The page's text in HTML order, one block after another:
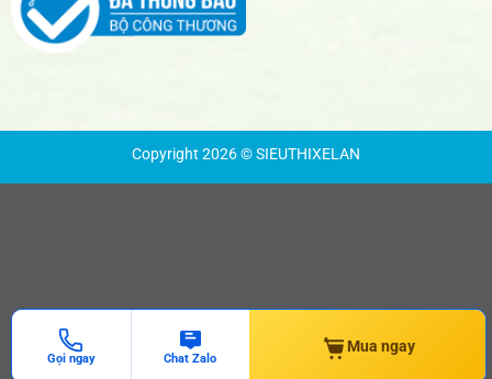
Copyright 2026 © SIEUTHIXELAN
Gọi ngay Chat Zalo
Mua ngay